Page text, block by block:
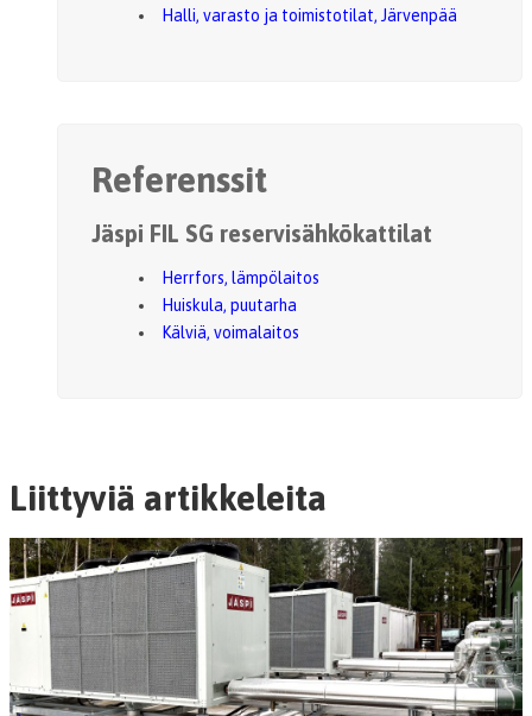
Halli, varasto ja toimistotilat, Järvenpää
Referenssit
Jäspi FIL SG reservisähkökattilat
Herrfors, lämpölaitos
Huiskula, puutarha
Kälviä, voimalaitos
Liittyviä artikkeleita